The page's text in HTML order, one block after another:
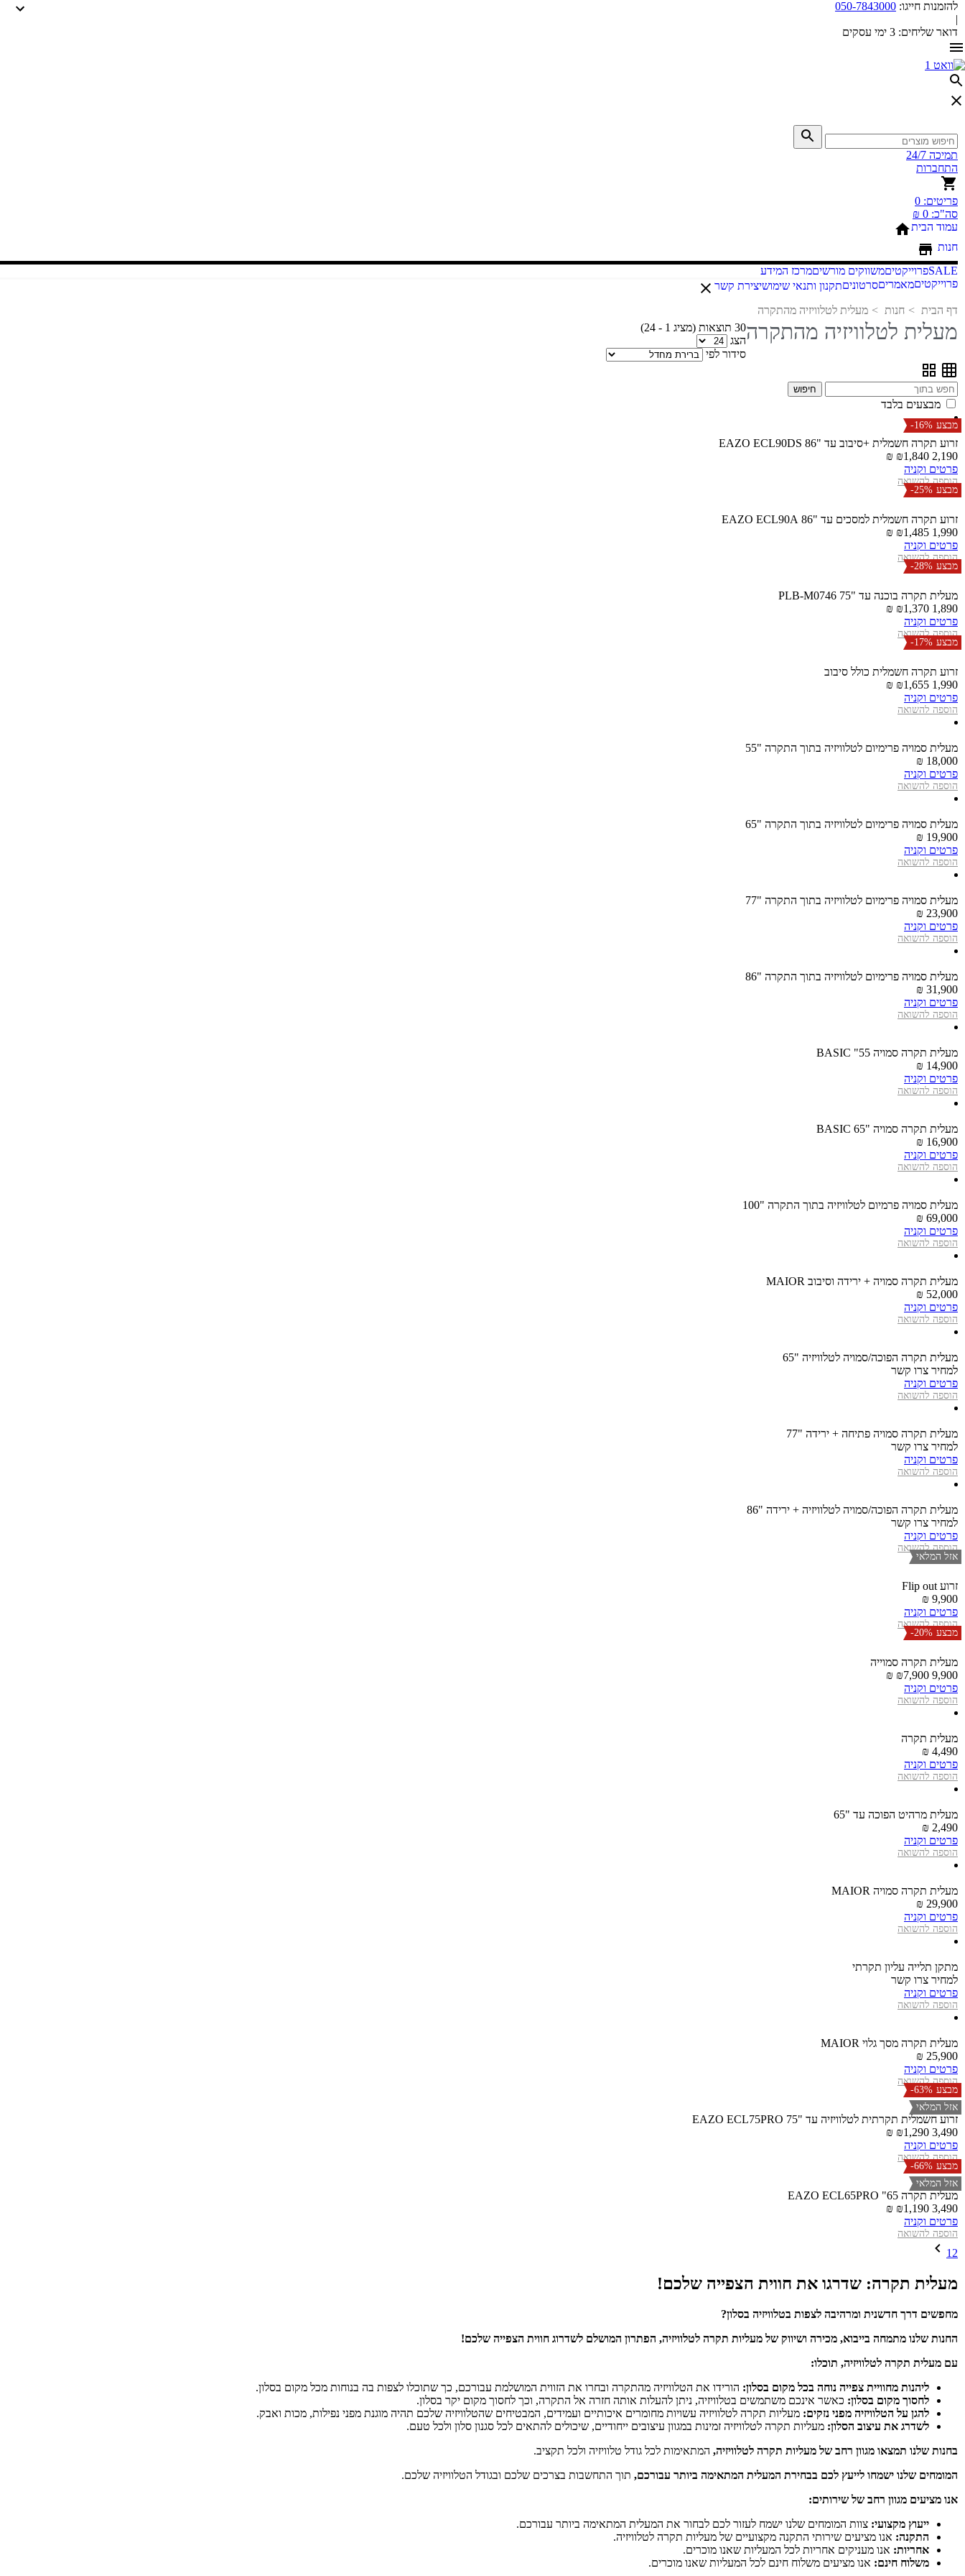
להזמנות חייגו: 050-7843000
|
דואר שליחים: 3 ימי עסקים
תמיכה 24/7
התחברות
פריטים: 0
סה"כ: 0 ₪
עמוד הבית
חנות
SALEפרוייקטיםמשווקים מורשיםמרכז המידע
פרוייקטיםמאמריםסרטוניםתקנון ותנאי שימושיצירת קשר
דף הבית
חנות מעלית לטלוויזיה מהתקרה
מעלית לטלוויזיה מהתקרה30 תוצאות (מציג 1 - 24)
הצג
סידור לפי
חיפוש
מבצעים בלבד
מבצע -16%
זרוע תקרה חשמלית +סיבוב עד "86 EAZO ECL90DS
2,190 ₪
1,840 ₪
פרטים וקניה
הוספה להשואה
מבצע -25%
זרוע תקרה חשמלית למסכים עד "86 EAZO ECL90A
1,990 ₪
1,485 ₪
פרטים וקניה
הוספה להשואה
מבצע -28%
מעלית תקרה בוכנה עד "75 PLB-M0746
1,890 ₪
1,370 ₪
פרטים וקניה
הוספה להשואה
מבצע -17%
זרוע תקרה חשמלית כולל סיבוב
1,990 ₪
1,655 ₪
פרטים וקניה
הוספה להשואה
מעלית סמויה פרימיום לטלוויזיה בתוך התקרה "55
18,000 ₪
פרטים וקניה
הוספה להשואה
מעלית סמויה פרימיום לטלוויזיה בתוך התקרה "65
19,900 ₪
פרטים וקניה
הוספה להשואה
מעלית סמויה פרימיום לטלוויזיה בתוך התקרה "77
23,900 ₪
פרטים וקניה
הוספה להשואה
מעלית סמויה פרימיום לטלוויזיה בתוך התקרה "86
31,900 ₪
פרטים וקניה
הוספה להשואה
מעלית תקרה סמויה BASIC "55
14,900 ₪
פרטים וקניה
הוספה להשואה
מעלית תקרה סמויה "65 BASIC
16,900 ₪
פרטים וקניה
הוספה להשואה
מעלית סמויה פרמיום לטלוויזיה בתוך התקרה "100
69,000 ₪
פרטים וקניה
הוספה להשואה
מעלית תקרה סמויה + ירידה וסיבוב MAIOR
52,000 ₪
פרטים וקניה
הוספה להשואה
מעלית תקרה הפוכה/סמויה לטלוויזיה "65
למחיר צרו קשר
פרטים וקניה
הוספה להשואה
מעלית תקרה סמויה פתיחה + ירידה "77
למחיר צרו קשר
פרטים וקניה
הוספה להשואה
מעלית תקרה הפוכה/סמויה לטלוויזיה + ירידה "86
למחיר צרו קשר
פרטים וקניה
הוספה להשואה
אזל המלאי
זרוע Flip out
9,900 ₪
פרטים וקניה
הוספה להשואה
מבצע -20%
מעלית תקרה סמוייה
9,900 ₪
7,900 ₪
פרטים וקניה
הוספה להשואה
מעלית תקרה
4,490 ₪
פרטים וקניה
הוספה להשואה
מעלית מרהיט הפוכה עד "65
2,490 ₪
פרטים וקניה
הוספה להשואה
מעלית תקרה סמויה MAIOR
29,900 ₪
פרטים וקניה
הוספה להשואה
מתקן תלייה עליון תקרתי
למחיר צרו קשר
פרטים וקניה
הוספה להשואה
מעלית תקרה מסך גלוי MAIOR
25,900 ₪
פרטים וקניה
הוספה להשואה
מבצע -63%
אזל המלאי
זרוע חשמלית תקרתית לטלוויזיה עד "75 EAZO ECL75PRO
3,490 ₪
1,290 ₪
פרטים וקניה
הוספה להשואה
מבצע -66%
אזל המלאי
מעלית תקרה EAZO ECL65PRO "65
3,490 ₪
1,190 ₪
פרטים וקניה
הוספה להשואה
1 2
מעלית תקרה: שדרגו את חווית הצפייה שלכם!
מחפשים דרך חדשנית ומרהיבה לצפות בטלוויזיה בסלון?
החנות שלנו מתמחה בייבוא, מכירה ושיווק של מעליות תקרה לטלוויזיה, הפתרון המושלם לשדרוג חווית הצפייה שלכם!
עם מעלית תקרה לטלוויזיה, תוכלו:
ליהנות מחוויית צפייה נוחה בכל מקום בסלון: הורידו את הטלוויזיה מהתקרה ובחרו את הזווית המושלמת עבורכם, כך שתוכלו לצפות בה בנוחות מכל מקום בסלון.
לחסוך מקום בסלון: כאשר אינכם משתמשים בטלוויזיה, ניתן להעלות אותה חזרה אל התקרה, וכך לחסוך מקום יקר בסלון.
להגן על הטלוויזיה מפני נזקים: מעליות תקרה לטלוויזיה עשויות מחומרים איכותיים ועמידים, המבטיחים שהטלוויזיה שלכם תהיה מוגנת מפני נפילות, מכות ואבק.
לשדרג את עיצוב הסלון: מעליות תקרה לטלוויזיה זמינות במגוון עיצובים ייחודיים, שיכולים להתאים לכל סגנון סלון ולכל טעם.
בחנות שלנו תמצאו מגוון רחב של מעליות תקרה לטלוויזיה, המתאימות לכל גודל טלוויזיה ולכל תקציב.
המומחים שלנו ישמחו לייעץ לכם בבחירת המעלית המתאימה ביותר עבורכם, תוך התחשבות בצרכים שלכם ובגודל הטלוויזיה שלכם.
אנו מציעים מגוון רחב של שירותים:
ייעוץ מקצועי: צוות המומחים שלנו ישמח לעזור לכם לבחור את המעלית המתאימה ביותר עבורכם.
התקנה: אנו מציעים שירותי התקנה מקצועיים של מעליות תקרה לטלוויזיה.
אחריות: אנו מעניקים אחריות לכל המעליות שאנו מוכרים.
משלוח חינם: אנו מציעים משלוח חינם לכל המעליות שאנו מוכרים.